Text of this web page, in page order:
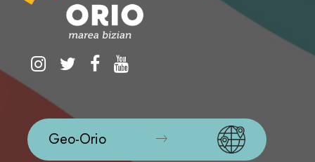
Geo-Orio